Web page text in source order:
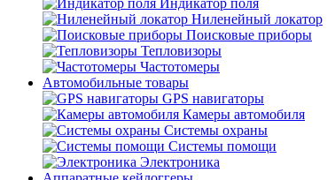
Индикатор поля
Ниленейный локатор
Поисковые приборы
Тепловизоры
Частотомеры
Автомобильные товары
GPS навигаторы
Камеры автомобиля
Системы охраны
Системы помощи
Электроника